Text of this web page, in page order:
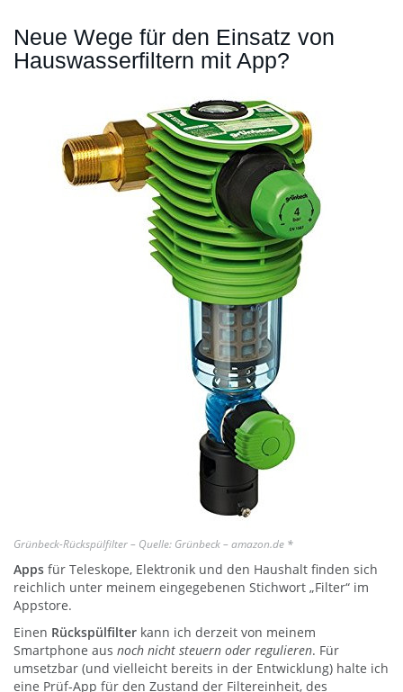
Neue Wege für den Einsatz von
Hauswasserfiltern mit App?
Grünbeck-Rückspülfilter – Quelle: Grünbeck – amazon.de *
Apps für Teleskope, Elektronik und den Haushalt finden sich
reichlich unter meinem eingegebenen Stichwort „Filter“ im
Appstore.
Einen Rückspülfilter kann ich derzeit von meinem
Smartphone aus noch nicht steuern oder regulieren. Für
umsetzbar (und vielleicht bereits in der Entwicklung) halte ich
eine Prüf-App für den Zustand der Filtereinheit, des